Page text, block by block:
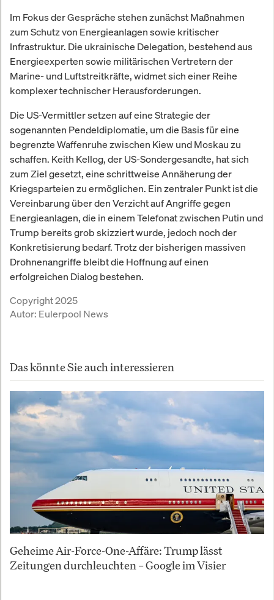
Im Fokus der Gespräche stehen zunächst Maßnahmen
zum Schutz von Energieanlagen sowie kritischer
Infrastruktur. Die ukrainische Delegation, bestehend aus
Energieexperten sowie militärischen Vertretern der
Marine- und Luftstreitkräfte, widmet sich einer Reihe
komplexer technischer Herausforderungen.
Die US-Vermittler setzen auf eine Strategie der
sogenannten Pendeldiplomatie, um die Basis für eine
begrenzte Waffenruhe zwischen Kiew und Moskau zu
schaffen. Keith Kellog, der US-Sondergesandte, hat sich
zum Ziel gesetzt, eine schrittweise Annäherung der
Kriegsparteien zu ermöglichen. Ein zentraler Punkt ist die
Vereinbarung über den Verzicht auf Angriffe gegen
Energieanlagen, die in einem Telefonat zwischen Putin und
Trump bereits grob skizziert wurde, jedoch noch der
Konkretisierung bedarf. Trotz der bisherigen massiven
Drohnenangriffe bleibt die Hoffnung auf einen
erfolgreichen Dialog bestehen.
Copyright 2025
Autor: Eulerpool News
Das könnte Sie auch interessieren
Geheime Air-Force-One-Affäre: Trump lässt
Zeitungen durchleuchten – Google im Visier